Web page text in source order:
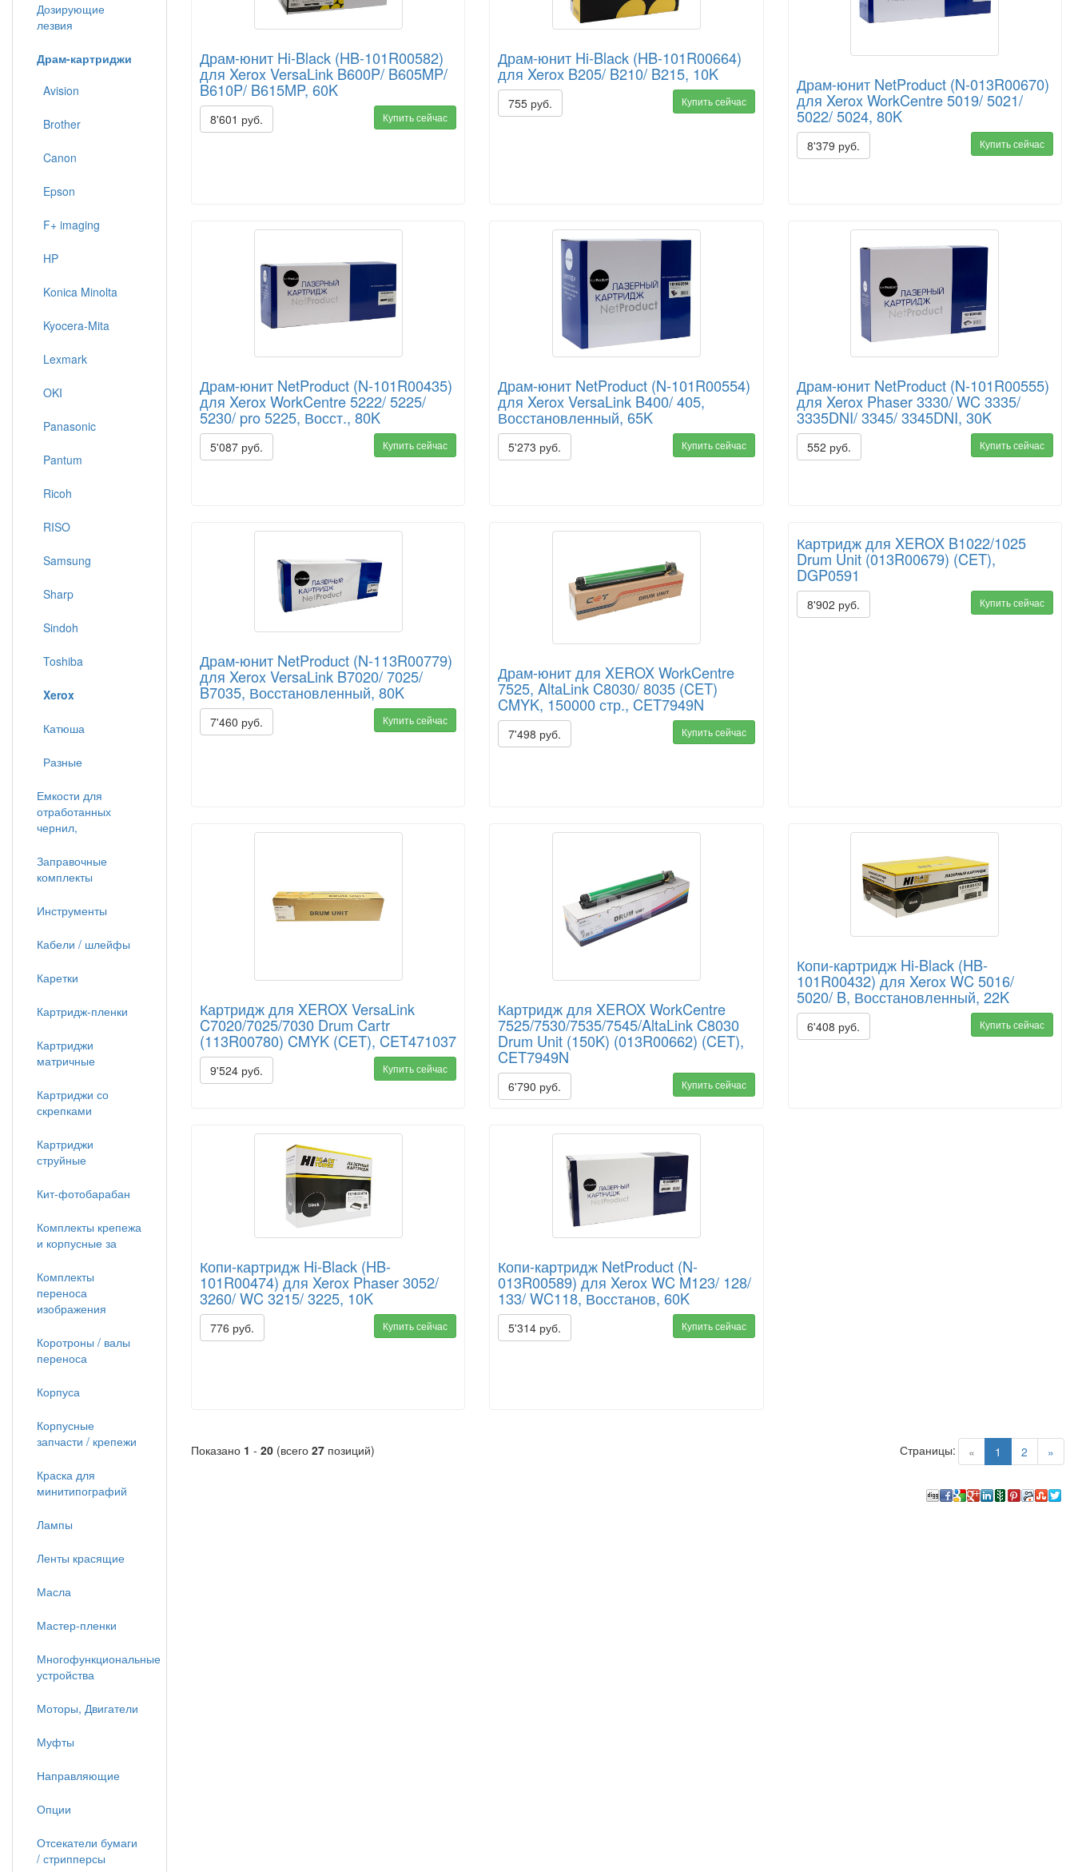
Драм-юнит Hi-Black (HB-101R00582)
для Xerox VersaLink B600P/ B605MP/
B610P/ B615MP, 60K
8'601 руб. Купить сейчас
Драм-юнит Hi-Black (HB-101R00664)
для Xerox B205/ B210/ B215, 10K
755 руб. Купить сейчас
Драм-юнит NetProduct (N-013R00670)
для Xerox WorkCentre 5019/ 5021/
5022/ 5024, 80K
8'379 руб. Купить сейчас
Драм-юнит NetProduct (N-101R00435)
для Xerox WorkCentre 5222/ 5225/
5230/ pro 5225, Восст., 80K
5'087 руб. Купить сейчас
Драм-юнит NetProduct (N-101R00554)
для Xerox VersaLink B400/ 405,
Восстановленный, 65K
5'273 руб. Купить сейчас
Драм-юнит NetProduct (N-101R00555)
для Xerox Phaser 3330/ WC 3335/
3335DNI/ 3345/ 3345DNI, 30K
552 руб. Купить сейчас
Драм-юнит NetProduct (N-113R00779)
для Xerox VersaLink B7020/ 7025/
B7035, Восстановленный, 80K
7'460 руб. Купить сейчас
Драм-юнит для XEROX WorkCentre
7525, AltaLink C8030/ 8035 (CET)
CMYK, 150000 стр., CET7949N
7'498 руб. Купить сейчас
Картридж для XEROX B1022/1025
Drum Unit (013R00679) (CET),
DGP0591
8'902 руб. Купить сейчас
Картридж для XEROX VersaLink
C7020/7025/7030 Drum Cartr
(113R00780) CMYK (CET), CET471037
9'524 руб. Купить сейчас
Картридж для XEROX WorkCentre
7525/7530/7535/7545/AltaLink C8030
Drum Unit (150K) (013R00662) (CET),
CET7949N
6'790 руб. Купить сейчас
Копи-картридж Hi-Black (HB-
101R00432) для Xerox WC 5016/
5020/ B, Восстановленный, 22K
6'408 руб. Купить сейчас
Копи-картридж Hi-Black (HB-
101R00474) для Xerox Phaser 3052/
3260/ WC 3215/ 3225, 10K
776 руб. Купить сейчас
Копи-картридж NetProduct (N-
013R00589) для Xerox WC M123/ 128/
133/ WC118, Восстанов, 60K
5'314 руб. Купить сейчас
Показано 1 - 20 (всего 27 позиций) « 1 (current)
2 »
Страницы:
Дозирующие
лезвия
Драм-картриджи
Avision
Brother
Canon
Epson
F+ imaging
HP
Konica Minolta
Kyocera-Mita
Lexmark
OKI
Panasonic
Pantum
Ricoh
RISO
Samsung
Sharp
Sindoh
Toshiba
Xerox
Катюша
Разные
Емкости для
отработанных
чернил,
Заправочные
комплекты
Инструменты
Кабели / шлейфы
Каретки
Картридж-пленки
Картриджи
матричные
Картриджи со
скрепками
Картриджи
струйные
Кит-фотобарабан
Комплекты крепежа
и корпусные за
Комплекты
переноса
изображения
Коротроны / валы
переноса
Корпуса
Корпусные
запчасти / крепежи
Краска для
минитипографий
Лампы
Ленты красящие
Масла
Мастер-пленки
Многофункциональные
устройства
Моторы, Двигатели
Муфты
Направляющие
Опции
Отсекатели бумаги
/ стрипперсы